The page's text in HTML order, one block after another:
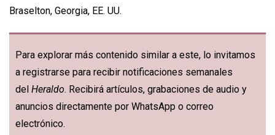
Braselton, Georgia, EE. UU.
Para explorar más contenido similar a este, lo invitamos
a registrarse para recibir notificaciones semanales
del Heraldo. Recibirá artículos, grabaciones de audio y
anuncios directamente por WhatsApp o correo
electrónico.